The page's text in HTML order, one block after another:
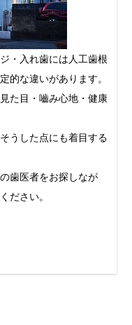
・入れ歯には人工歯根
的な違いがあります。
た目・嚙み心地・健康
うした点にも着目する
歯医者をお探しなが
ださい。